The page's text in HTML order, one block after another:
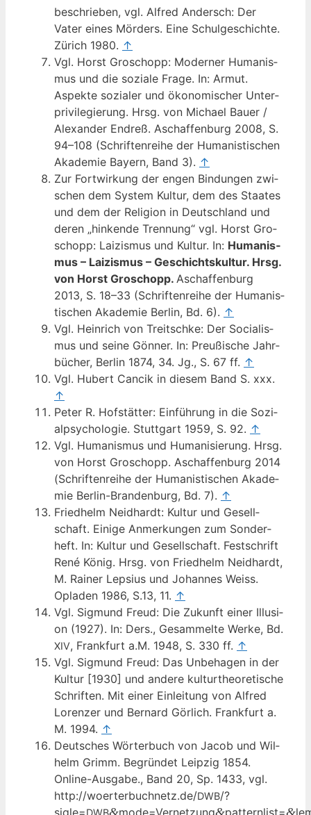
beschrie­ben, vgl. Alfred Andersch: Der
Vater eines Mör­ders. Eine Schul­ge­schich­te.
Zürich 1980. ↑
Vgl. Horst Gro­schopp: Moder­ner Huma­nis­
mus und die sozia­le Fra­ge. In: Armut.
Aspek­te sozia­ler und öko­no­mi­scher Unter­
pri­vi­le­gie­rung. Hrsg. von Micha­el Bau­er /
Alex­an­der End­reß. Aschaf­fen­burg 2008, S.
94–108 (Schrif­ten­rei­he der Huma­nis­ti­schen
Aka­de­mie Bay­ern, Band 3). ↑
Zur Fort­wir­kung der engen Bin­dun­gen zwi­
schen dem Sys­tem Kul­tur, dem des Staa­tes
und dem der Reli­gi­on in Deutsch­land und
deren „hin­ken­de Tren­nung“ vgl. Horst Gro­
schopp: Lai­zis­mus und Kul­tur. In: Huma­nis­
mus – Lai­zis­mus – Geschichts­kul­tur. Hrsg.
von Horst Gro­schopp. Aschaf­fen­burg
2013, S. 18–33 (Schrif­ten­rei­he der Huma­nis­
ti­schen Aka­de­mie Ber­lin, Bd. 6). ↑
Vgl. Hein­rich von Treit­sch­ke: Der Socia­lis­
mus und sei­ne Gön­ner. In: Preu­ßi­sche Jahr­
bü­cher, Ber­lin 1874, 34. Jg., S. 67 ff. ↑
Vgl. Hubert Can­cik in die­sem Band S. xxx.
↑
Peter R. Hof­stät­ter: Ein­füh­rung in die Sozi­
al­psy­cho­lo­gie. Stutt­gart 1959, S. 92. ↑
Vgl. Huma­nis­mus und Huma­ni­sie­rung. Hrsg.
von Horst Gro­schopp. Aschaf­fen­burg 2014
(Schrif­ten­rei­he der Huma­nis­ti­schen Aka­de­
mie Ber­lin-Bran­den­burg, Bd. 7). ↑
Fried­helm Neid­hardt: Kul­tur und Gesell­
schaft. Eini­ge Anmer­kun­gen zum Son­der­
heft. In: Kul­tur und Gesell­schaft. Fest­schrift
René König. Hrsg. von Fried­helm Neid­hardt,
M. Rai­ner Lep­si­us und Johan­nes Weiss.
Opla­den 1986, S.13, 11. ↑
Vgl. Sig­mund Freud: Die Zukunft einer Illu­si­
on (1927). In: Ders., Gesam­mel­te Wer­ke, Bd.
XIV, Frank­furt a.M. 1948, S. 330 ff. ↑
Vgl. Sig­mund Freud: Das Unbe­ha­gen in der
Kul­tur [1930] und ande­re kul­tur­theo­re­ti­sche
Schrif­ten. Mit einer Ein­lei­tung von Alfred
Loren­zer und Ber­nard Gör­lich. Frank­furt a.
M. 1994. ↑
Deut­sches Wör­ter­buch von Jacob und Wil­
helm Grimm. Begrün­det Leip­zig 1854.
Online-Aus­ga­be., Band 20, Sp. 1433, vgl.
http://woerterbuchnetz.de/DWB/?
sigle=DWB&mode=Vernetzung&patternlist=&